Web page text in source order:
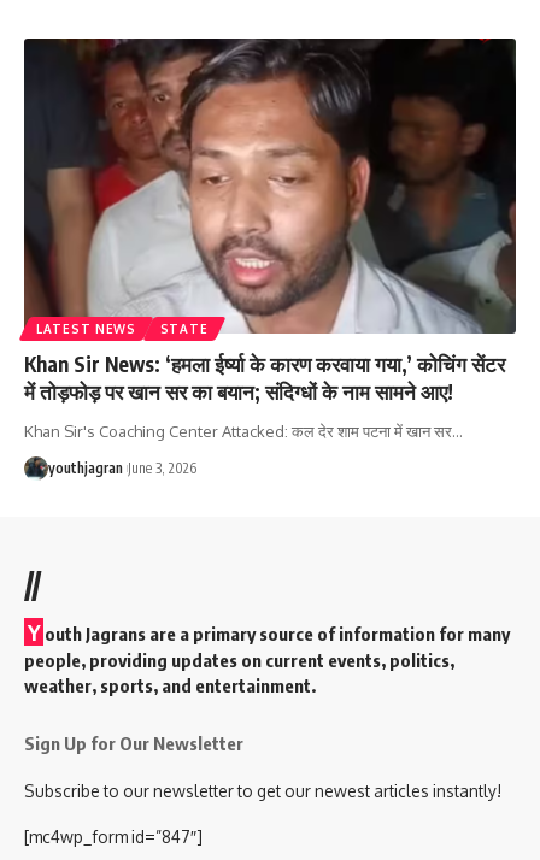
LATEST NEWS STATE
Khan Sir News: ‘हमला ईर्ष्या के कारण करवाया गया,’ कोचिंग सेंटर
में तोड़फोड़ पर खान सर का बयान; संदिग्धों के नाम सामने आए!
Khan Sir's Coaching Center Attacked: कल देर शाम पटना में खान सर…
youthjagran June 3, 2026
//
Y outh Jagrans are a primary source of information for many
people, providing updates on current events, politics,
weather, sports, and entertainment.
Sign Up for Our Newsletter
Subscribe to our newsletter to get our newest articles instantly!
[mc4wp_form id=”847″]